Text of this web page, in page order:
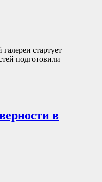
галереи стартует
подготовили
в